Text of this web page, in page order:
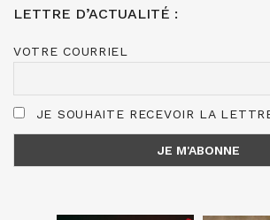
LETTRE D’ACTUALITÉ :
VOTRE COURRIEL
JE SOUHAITE RECEVOIR LA